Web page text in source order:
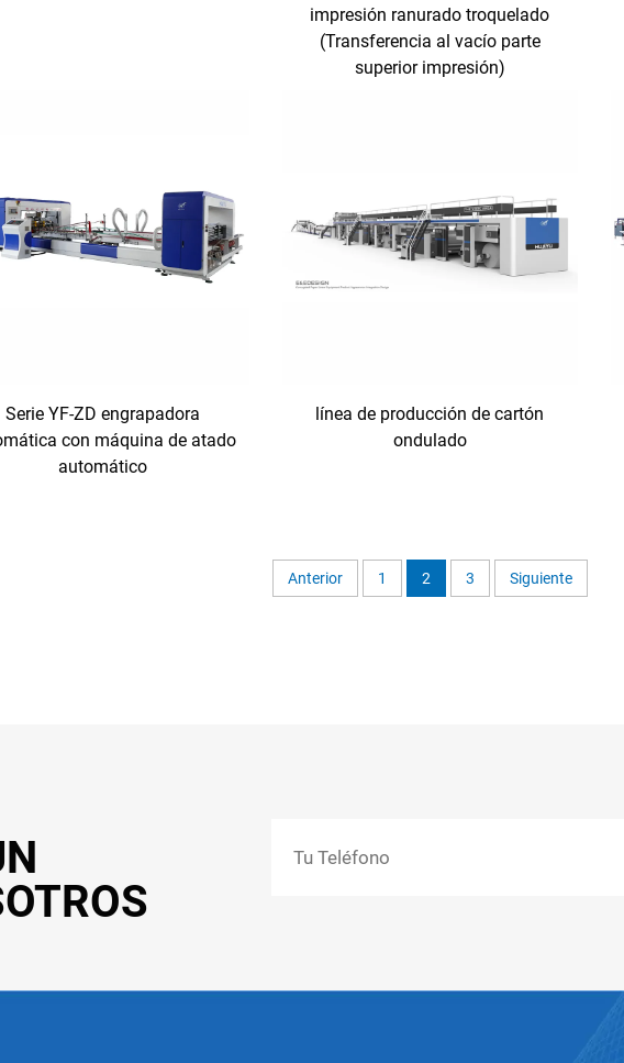
impresión ranurado troquelado
(Transferencia al vacío parte
superior impresión)
Serie YF-ZD engrapadora
con máquina de atado
automático
línea de producción de cartón
ondulado
Anterior 1 2 3 Siguiente